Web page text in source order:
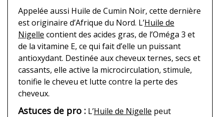
Appelée aussi Huile de Cumin Noir, cette dernière
est originaire d’Afrique du Nord. L’Huile de
Nigelle contient des acides gras, de l’Oméga 3 et
de la vitamine E, ce qui fait d’elle un puissant
antioxydant. Destinée aux cheveux ternes, secs et
cassants, elle active la microcirculation, stimule,
tonifie le cheveu et lutte contre la perte des
cheveux.
Astuces de pro :L’Huile de Nigelle peut